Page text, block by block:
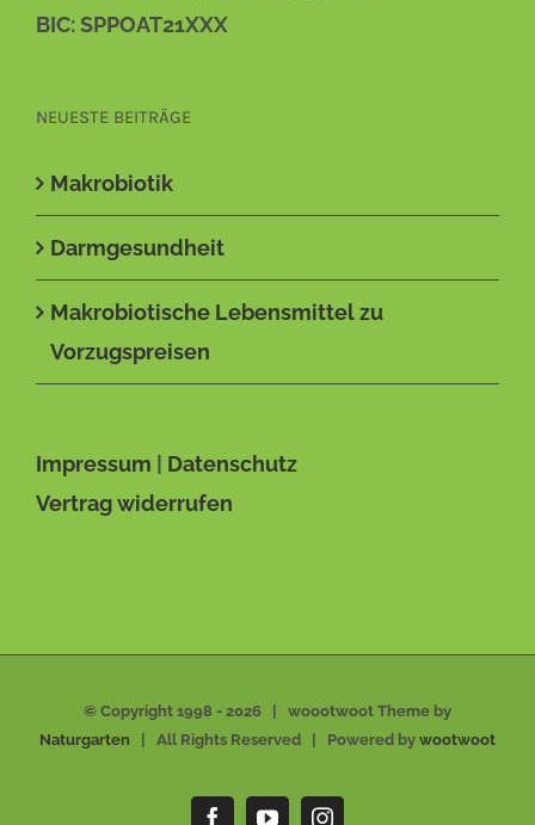
BIC: SPPOAT21XXX
NEUESTE BEITRÄGE
Makrobiotik
Darmgesundheit
Makrobiotische Lebensmittel zu
Vorzugspreisen
Impressum
Datenschutz
Vertrag widerrufen
© Copyright 1998 - 2026 | woootwoot Theme by
Naturgarten | All Rights Reserved | Powered by wootwoot